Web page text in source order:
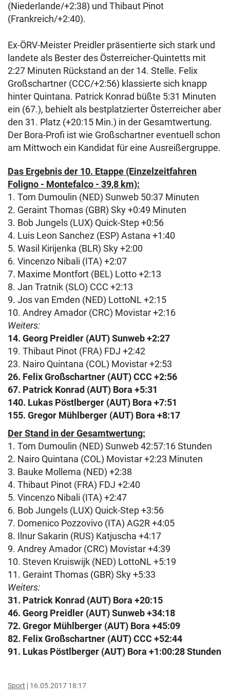
(Niederlande/+2:38) und Thibaut Pinot
(Frankreich/+2:40).
Ex-ÖRV-Meister Preidler präsentierte sich stark und
landete als Bester des Österreicher-Quintetts mit
2:27 Minuten Rückstand an der 14. Stelle. Felix
Großschartner (CCC/+2:56) klassierte sich knapp
hinter Quintana. Patrick Konrad büßte 5:31 Minuten
ein (67.), behielt als bestplatzierter Österreicher aber
den 31. Platz (+20:15 Min.) in der Gesamtwertung.
Der Bora-Profi ist wie Großschartner eventuell schon
am Mittwoch ein Kandidat für eine Ausreißergruppe.
Das Ergebnis der 10. Etappe (Einzelzeitfahren
Foligno - Montefalco - 39,8 km):
1. Tom Dumoulin (NED) Sunweb 50:37 Minuten
2. Geraint Thomas (GBR) Sky +0:49 Minuten
3. Bob Jungels (LUX) Quick-Step +0:56
4. Luis Leon Sanchez (ESP) Astana +1:40
5. Wasil Kirijenka (BLR) Sky +2:00
6. Vincenzo Nibali (ITA) +2:07
7. Maxime Montfort (BEL) Lotto +2:13
8. Jan Tratnik (SLO) CCC +2:13
9. Jos van Emden (NED) LottoNL +2:15
10. Andrey Amador (CRC) Movistar +2:16
Weiters:
14. Georg Preidler (AUT) Sunweb +2:27
19. Thibaut Pinot (FRA) FDJ +2:42
23. Nairo Quintana (COL) Movistar +2:53
26. Felix Großschartner (AUT) CCC +2:56
67. Patrick Konrad (AUT) Bora +5:31
140. Lukas Pöstlberger (AUT) Bora +7:51
155. Gregor Mühlberger (AUT) Bora +8:17
Der Stand in der Gesamtwertung:
1. Tom Dumoulin (NED) Sunweb 42:57:16 Stunden
2. Nairo Quintana (COL) Movistar +2:23 Minuten
3. Bauke Mollema (NED) +2:38
4. Thibaut Pinot (FRA) FDJ +2:40
5. Vincenzo Nibali (ITA) +2:47
6. Bob Jungels (LUX) Quick-Step +3:56
7. Domenico Pozzovivo (ITA) AG2R +4:05
8. Ilnur Sakarin (RUS) Katjuscha +4:17
9. Andrey Amador (CRC) Movistar +4:39
10. Steven Kruiswijk (NED) LottoNL +5:19
11. Geraint Thomas (GBR) Sky +5:33
Weiters:
31. Patrick Konrad (AUT) Bora +20:15
46. Georg Preidler (AUT) Sunweb +34:18
72. Gregor Mühlberger (AUT) Bora +45:09
82. Felix Großschartner (AUT) CCC +52:44
91. Lukas Pöstlberger (AUT) Bora +1:00:28 Stunden
Sport 16.05.2017 18:17